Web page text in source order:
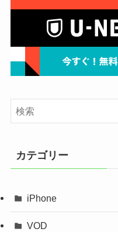
カテゴリー
iPhone
VOD